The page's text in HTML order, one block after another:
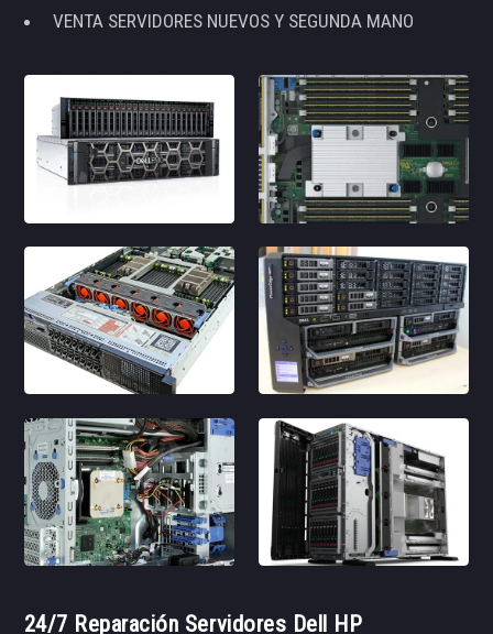
VENTA SERVIDORES NUEVOS Y SEGUNDA MANO
24/7 Reparación Servidores Dell HP